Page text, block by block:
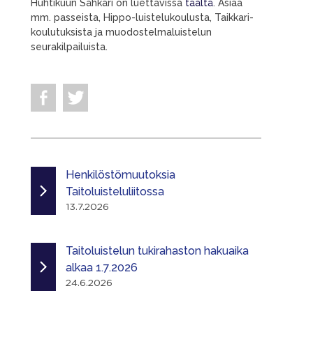
Huhtikuun Sähkäri on luettavissa täältä. Asiaa
mm. passeista, Hippo-luistelukoulusta, Taikkari-
koulutuksista ja muodostelmaluistelun
seurakilpailuista.
Henkilöstömuutoksia
Taitoluisteluliitossa
13.7.2026
Taitoluistelun tukirahaston hakuaika
alkaa 1.7.2026
24.6.2026